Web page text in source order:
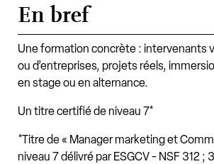
En bref
Une formation concrète : intervenants
ou d’entreprises, projets réels,
en stage ou en alternance.
Un titre certifié de niveau 7*
*Titre de « Manager marketing et
niveau 7 délivré par ESGCV - NSF 312 ;